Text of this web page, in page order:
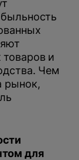
и
Чем
рынок,
для